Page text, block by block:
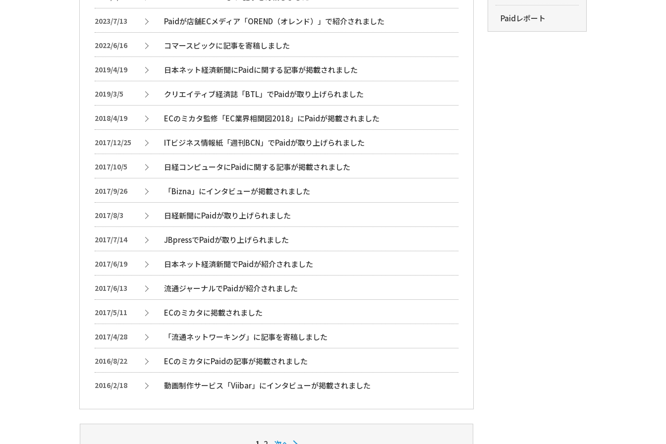
2023/7/13 Paidが店舗ECメディア「OREND（オレンド）」で紹介されました
2022/6/16 コマースピックに記事を寄稿しました
2019/4/19 日本ネット経済新聞にPaidに関する記事が掲載されました
2019/3/5 クリエイティブ経済誌「BTL」でPaidが取り上げられました
2018/4/19 ECのミカタ監修「EC業界相関図2018」にPaidが掲載されました
2017/12/25 ITビジネス情報紙「週刊BCN」でPaidが取り上げられました
2017/10/5 日経コンピュータにPaidに関する記事が掲載されました
2017/9/26 「Bizna」にインタビューが掲載されました
2017/8/3 日経新聞にPaidが取り上げられました
2017/7/14 JBpressでPaidが取り上げられました
2017/6/19 日本ネット経済新聞でPaidが紹介されました
2017/6/13 流通ジャーナルでPaidが紹介されました
2017/5/11 ECのミカタに掲載されました
2017/4/28 「流通ネットワーキング」に記事を寄稿しました
2016/8/22 ECのミカタにPaidの記事が掲載されました
2016/2/18 動画制作サービス「Viibar」にインタビューが掲載されました
Paidレポート